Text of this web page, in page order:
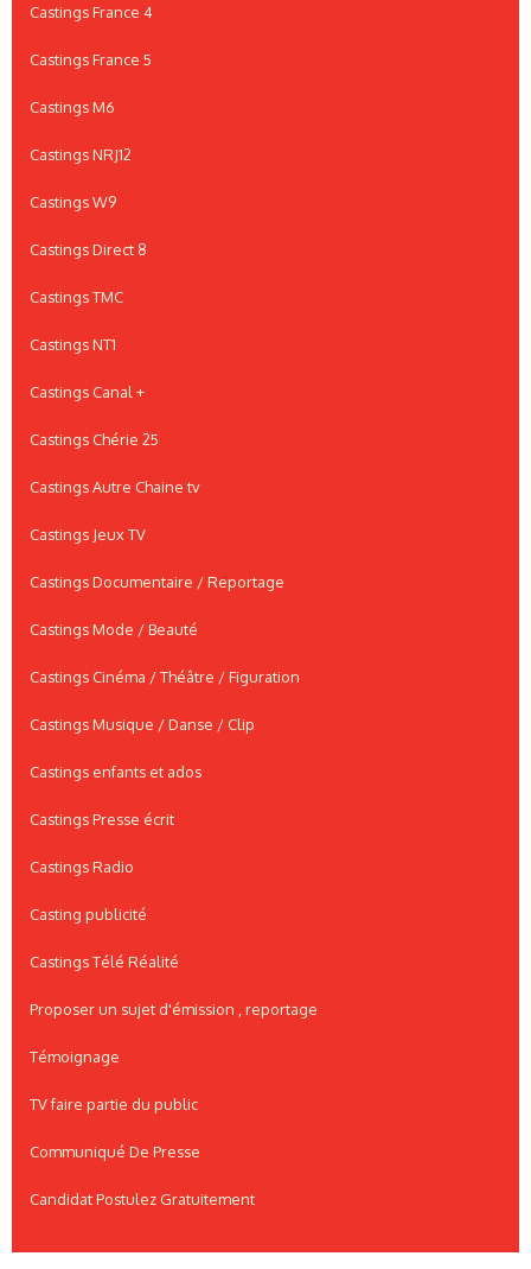
Castings France 4
Castings France 5
Castings M6
Castings NRJ12
Castings W9
Castings Direct 8
Castings TMC
Castings NT1
Castings Canal +
Castings Chérie 25
Castings Autre Chaine tv
Castings Jeux TV
Castings Documentaire / Reportage
Castings Mode / Beauté
Castings Cinéma / Théâtre / Figuration
Castings Musique / Danse / Clip
Castings enfants et ados
Castings Presse écrit
Castings Radio
Casting publicité
Castings Télé Réalité
Proposer un sujet d'émission , reportage
Témoignage
TV faire partie du public
Communiqué De Presse
Candidat Postulez Gratuitement